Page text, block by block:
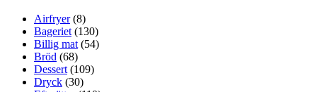
Airfryer(8)
Bageriet(130)
Billig mat(54)
Bröd (68)
Dessert(109)
Dryck (30)